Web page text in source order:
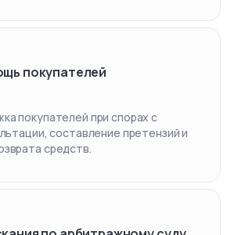
покупателей
покупателей при спорах с
составление претензий и
средств.